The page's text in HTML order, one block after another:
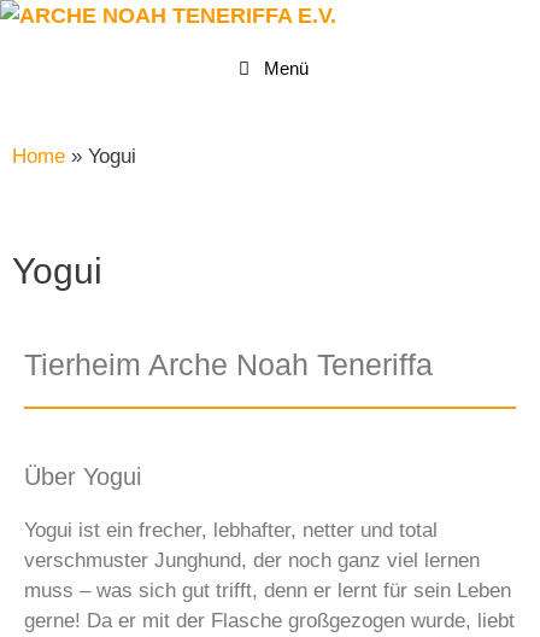
Menü
Home » Yogui
Yogui
Tierheim Arche Noah Teneriffa
Über Yogui
Yogui ist ein frecher, lebhafter, netter und total
verschmuster Junghund, der noch ganz viel lernen
muss – was sich gut trifft, denn er lernt für sein Leben
gerne! Da er mit der Flasche großgezogen wurde, liebt